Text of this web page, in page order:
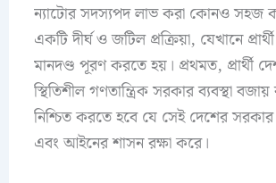
ন্যাটোর সদস্যপদ লাভ করা কোনও সহজ
একটি দীর্ঘ ও জটিল প্রক্রিয়া, যেখানে
মানদণ্ড পূরণ করতে হয়। প্রথমত, প্রার্থী
স্থিতিশীল গণতান্ত্রিক সরকার ব্যবস্থা
নিশ্চিত করতে হবে যে সেই দেশের সরকার
এবং আইনের শাসন রক্ষা করে।